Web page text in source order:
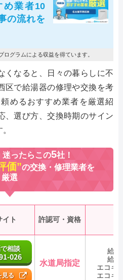
め業者10
の流れを
グラムによる収益を得ています。
くなると、日々の暮らしに不
区で給湯器の修理や交換を考
めるおすすめ業者を厳選紹
、選び方、交換時期のサイン
迷ったらこの5社！
価”の交換・修理業者を
厳選
イト 許認可・資格
相談
026
見る
水道局指定
給
給
エコキ
エコキ